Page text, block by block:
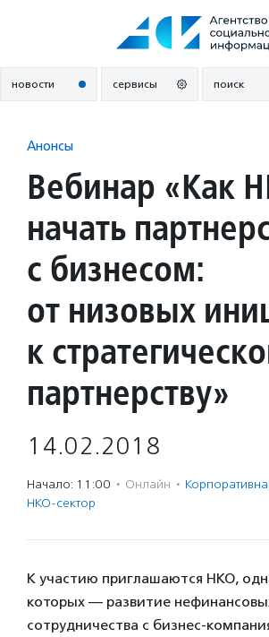
новости сервисы поиск
Анонсы
Вебинар «Как
начать
с бизнесом:
от низовых
к
партнерству»
14.02.2018
Начало: 11:00 · Онлайн ·
НКО-сектор
К участию приглашаются НКО,
которых — развитие
сотрудничества с бизнес-